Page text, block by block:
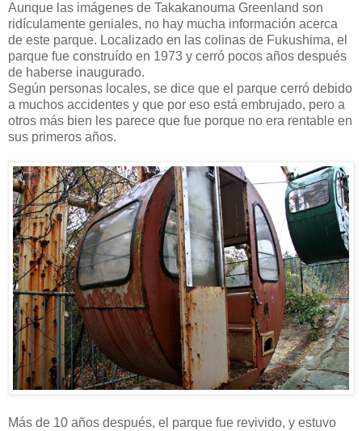
Aunque las imágenes de Takakanouma Greenland son
ridículamente geniales, no hay mucha información acerca
de este parque. Localizado en las colinas de Fukushima, el
parque fue construído en 1973 y cerró pocos años después
de haberse inaugurado.
Según personas locales, se dice que el parque cerró debido
a muchos accidentes y que por eso está embrujado, pero a
otros más bien les parece que fue porque no era rentable en
sus primeros años.
Más de 10 años después, el parque fue revivido, y estuvo